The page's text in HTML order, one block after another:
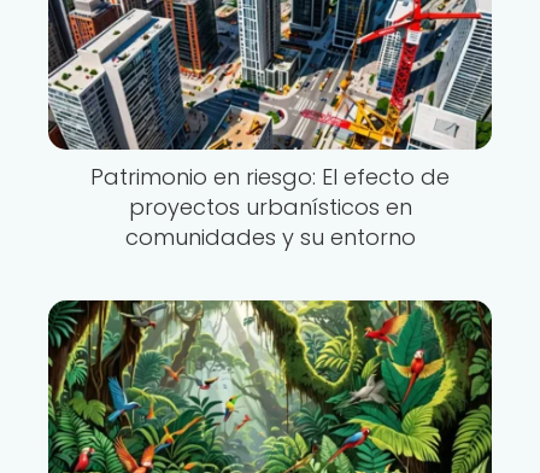
Patrimonio en riesgo: El efecto de
proyectos urbanísticos en
comunidades y su entorno